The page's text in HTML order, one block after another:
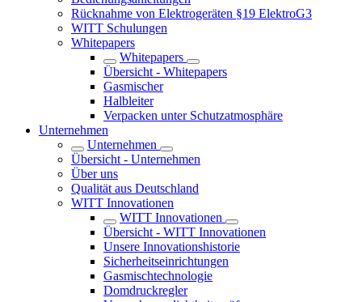
Rücknahme von Elektrogeräten §19 ElektroG3
WITT Schulungen
Whitepapers
Whitepapers
Übersicht - Whitepapers
Gasmischer
Halbleiter
Verpacken unter Schutzatmosphäre
Unternehmen
Unternehmen
Übersicht - Unternehmen
Über uns
Qualität aus Deutschland
WITT Innovationen
WITT Innovationen
Übersicht - WITT Innovationen
Unsere Innovationshistorie
Sicherheitseinrichtungen
Gasmischtechnologie
Domdruckregler